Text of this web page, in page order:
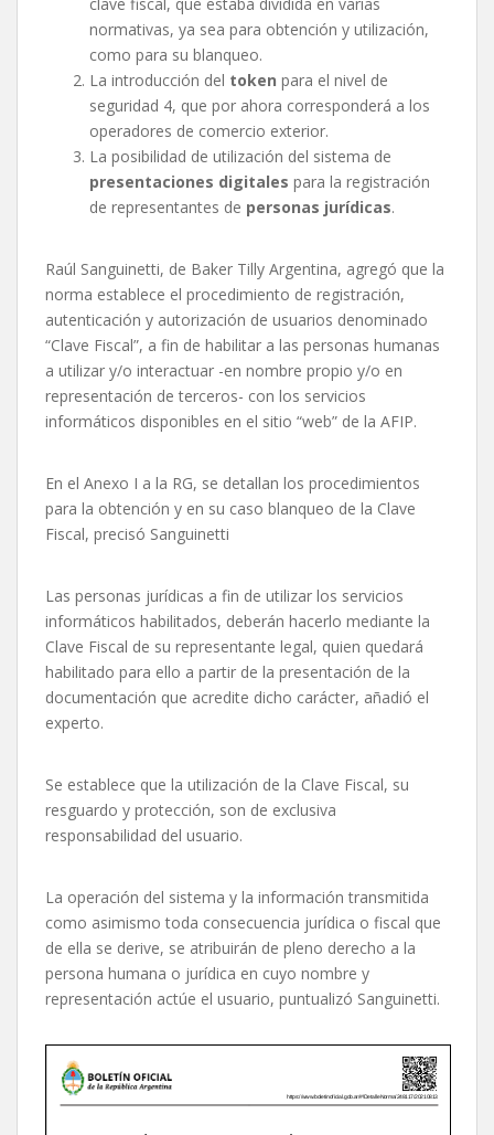
normativas, ya sea para obtención y utilización,
como para su blanqueo.
La introducción del token para el nivel de
seguridad 4, que por ahora corresponderá a los
operadores de comercio exterior.
La posibilidad de utilización del sistema de
presentaciones digitales para la registración
de representantes de personas jurídicas.
Raúl Sanguinetti, de Baker Tilly Argentina, agregó que la
norma establece el procedimiento de registración,
autenticación y autorización de usuarios denominado
“Clave Fiscal”, a fin de habilitar a las personas humanas
a utilizar y/o interactuar -en nombre propio y/o en
representación de terceros- con los servicios
informáticos disponibles en el sitio “web” de la AFIP.
En el Anexo I a la RG, se detallan los procedimientos
para la obtención y en su caso blanqueo de la Clave
Fiscal, precisó Sanguinetti
Las personas jurídicas a fin de utilizar los servicios
informáticos habilitados, deberán hacerlo mediante la
Clave Fiscal de su representante legal, quien quedará
habilitado para ello a partir de la presentación de la
documentación que acredite dicho carácter, añadió el
experto.
Se establece que la utilización de la Clave Fiscal, su
resguardo y protección, son de exclusiva
responsabilidad del usuario.
La operación del sistema y la información transmitida
como asimismo toda consecuencia jurídica o fiscal que
de ella se derive, se atribuirán de pleno derecho a la
persona humana o jurídica en cuyo nombre y
representación actúe el usuario, puntualizó Sanguinetti.